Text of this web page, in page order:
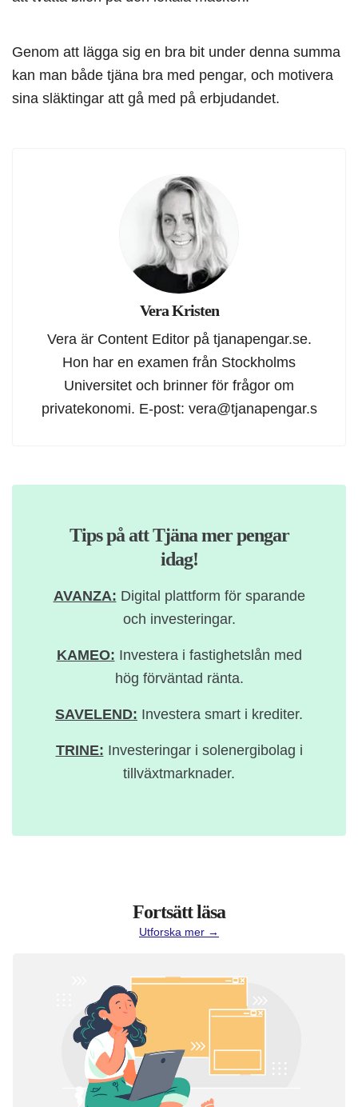
Genom att lägga sig en bra bit under denna summa
kan man både tjäna bra med pengar, och motivera
sina släktingar att gå med på erbjudandet.
Vera Kristen
Vera är Content Editor på tjanapengar.se.
Hon har en examen från Stockholms
Universitet och brinner för frågor om
privatekonomi. E-post: vera@tjanapengar.s
Tips på att Tjäna mer pengar
idag!
AVANZA: Digital plattform för sparande
och investeringar.
KAMEO: Investera i fastighetslån med
hög förväntad ränta.
SAVELEND: Investera smart i krediter.
TRINE: Investeringar i solenergibolag i
tillväxtmarknader.
Fortsätt läsa
Utforska mer →